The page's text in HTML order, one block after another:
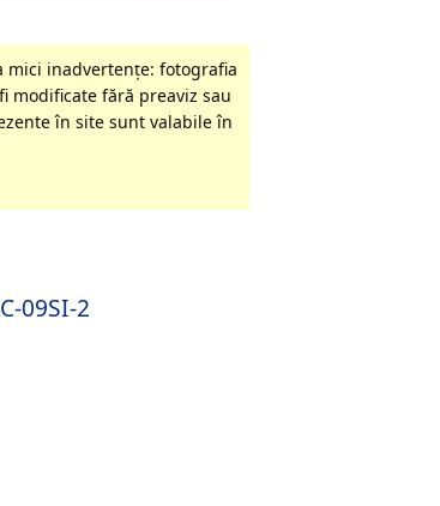
mici inadvertenţe: fotografia
modificate fără preaviz sau
în site sunt valabile în
09SI-2